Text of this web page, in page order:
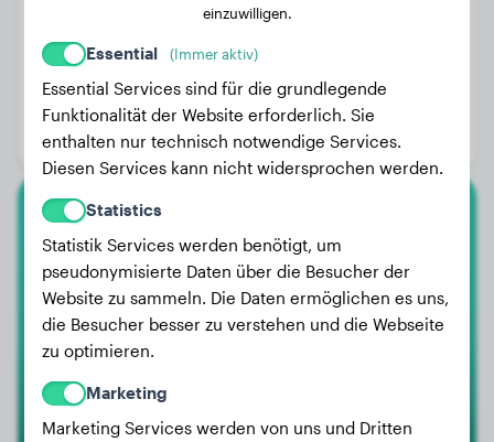
Gewicht:
Alter:
4 Jahre, 9 Monate
Geschlecht:
Cinnamon
einzuwilligen.
Essential (Immer aktiv)
Essential Services sind für die grundlegende
Funktionalität der Website erforderlich. Sie
enthalten nur technisch notwendige Services.
Diesen Services kann nicht widersprochen werden.
Statistics
Statistik Services werden benötigt, um
pseudonymisierte Daten über die Besucher der
Website zu sammeln. Die Daten ermöglichen es uns,
die Besucher besser zu verstehen und die Webseite
zu optimieren.
Marketing
Marketing Services werden von uns und Dritten